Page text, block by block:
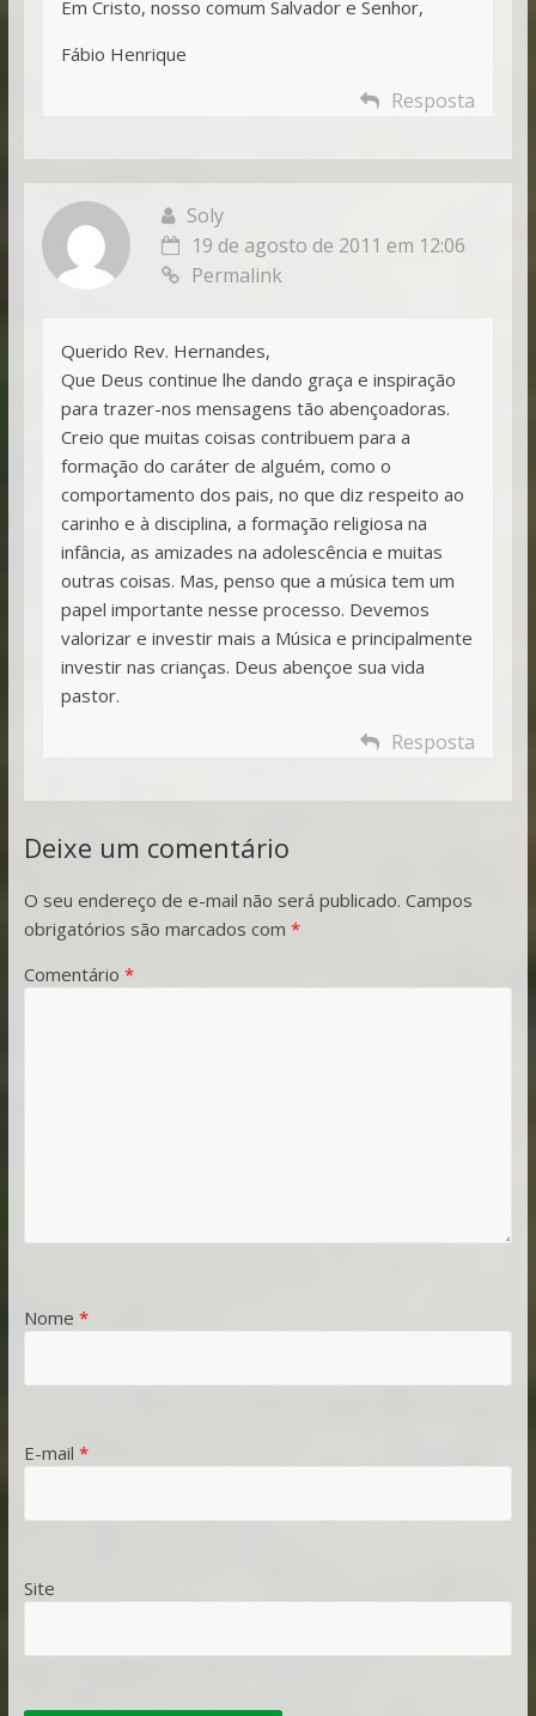
Em Cristo, nosso comum Salvador e Senhor,
Fábio Henrique
Resposta
Soly
19 de agosto de 2011 em 12:06
Permalink
Querido Rev. Hernandes,
Que Deus continue lhe dando graça e inspiração
para trazer-nos mensagens tão abençoadoras.
Creio que muitas coisas contribuem para a
formação do caráter de alguém, como o
comportamento dos pais, no que diz respeito ao
carinho e à disciplina, a formação religiosa na
infância, as amizades na adolescência e muitas
outras coisas. Mas, penso que a música tem um
papel importante nesse processo. Devemos
valorizar e investir mais a Música e principalmente
investir nas crianças. Deus abençoe sua vida
pastor.
Resposta
Deixe um comentário
O seu endereço de e-mail não será publicado. Campos
obrigatórios são marcados com *
Comentário *
Nome *
E-mail *
Site